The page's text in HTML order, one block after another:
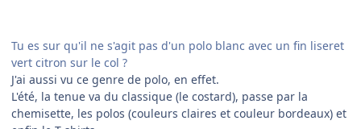
Tu es sur qu'il ne s'agit pas d'un polo blanc avec un fin liseret
vert citron sur le col ?
J'ai aussi vu ce genre de polo, en effet.
L'été, la tenue va du classique (le costard), passe par la
chemisette, les polos (couleurs claires et couleur bordeaux) et